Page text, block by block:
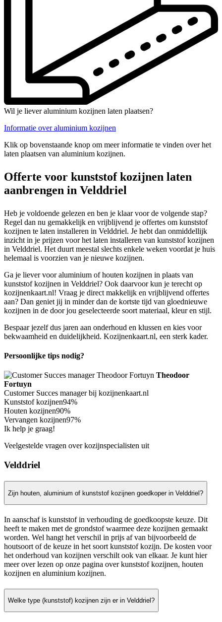
Wil je liever aluminium kozijnen laten plaatsen?
Informatie over aluminium kozijnen
Klik op bovenstaande knop om meer informatie te vinden over het
laten plaatsen van aluminium kozijnen.
Offerte voor kunststof kozijnen laten
aanbrengen in Velddriel
Heb je voldoende gelezen en ben je klaar voor de volgende stap?
Regel dan nu gemakkelijk en vrijblijvend je offertes om kunststof
kozijnen te laten installeren in Velddriel. Je hebt dan onmiddellijk
inzicht in je prijzen voor het laten installeren van kunststof kozijnen
in Velddriel. Het duurt meestal slechts enkele weken voordat je huis
helemaal is voorzien van je nieuwe kozijnen.
Ga je liever voor aluminium of houten kozijnen in plaats van
kunststof kozijnen in Velddriel? Ook daarvoor kun je terecht op
kozijnenkaart.nl! Vraag je direct makkelijk en vrijblijvend offertes
aan? Dan geniet jij in minder dan de kortste tijd van gloednieuwe
kozijnen in de door jou geselecteerde soort materiaal, kleur en stijl.
Bespaar jezelf dus jaren aan onderhoud en klussen en kies voor
bekwaamheid en duidelijkheid. Kozijnenkaart.nl, een sterk kader.
Persoonlijke tips nodig?
Theodoor
Fortuyn
Customer Succes manager bij kozijnenkaart.nl
Kunststof kozijnen94%
Houten kozijnen90%
Vervangen kozijnen97%
Ik help je graag!
Veelgestelde vragen over kozijnspecialisten uit
Velddriel
Zijn houten, aluminium of kunststof kozijnen goedkoper in Velddriel?
In aanschaf is kunststof in verhouding de goedkoopste keuze. Dit
heeft te maken met de grondstof waarmee deze kozijnen gemaakt
worden. Wel hangt het verschil in prijs af van bijvoorbeeld de
houtsoort of de keuze in het soort kunststof kozijn. De kosten voor
het onderhoud van kozijnen verschilt ook van elkaar. Je kunt hier
meer over lezen op onze pagina over kunststof kozijnen, houten
kozijnen en aluminium kozijnen.
Welke type (kunststof) kozijnen zijn er in Velddriel?